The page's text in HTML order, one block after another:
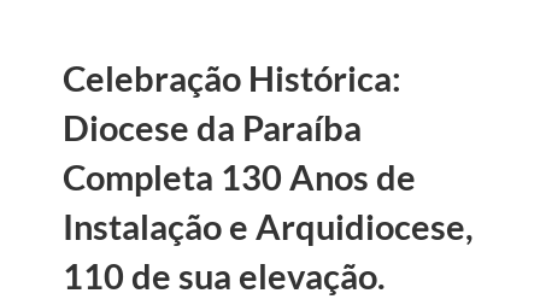
Celebração Histórica:
Diocese da Paraíba
Completa 130 Anos de
Instalação e Arquidiocese,
110 de sua elevação.